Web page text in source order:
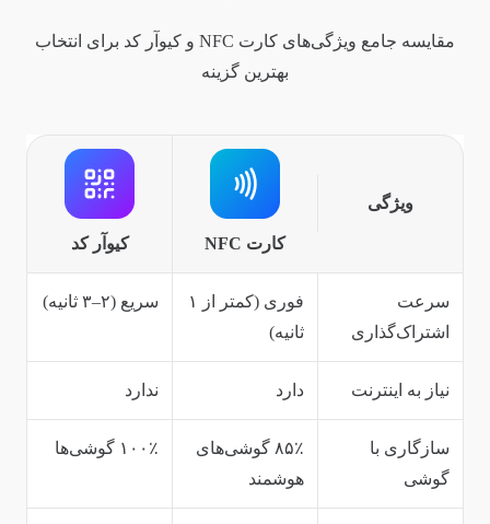
مقایسه جامع ویژگی‌های کارت NFC و کیوآر کد برای انتخاب
بهترین گزینه
ویژگی
کارت NFC کیوآر کد
سرعت
اشتراک‌گذاری
فوری (کمتر از ۱
ثانیه)
سریع (۲–۳ ثانیه)
نیاز به اینترنت دارد ندارد
سازگاری با
گوشی
۸۵٪ گوشی‌های
هوشمند
۱۰۰٪ گوشی‌ها